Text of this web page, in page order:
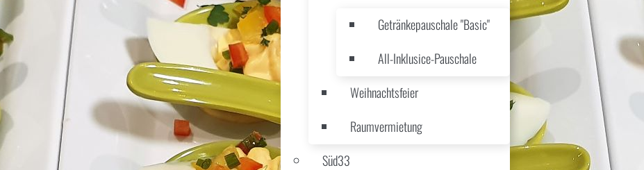
Getränkepauschale "Basic"
All-Inklusice-Pauschale
Weihnachtsfeier
Raumvermietung
Süd33